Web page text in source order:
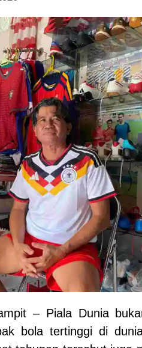
– Piala Dunia
bola tertinggi di